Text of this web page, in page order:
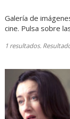
Galería de
cine. Pulsa sobre
1 resultados.